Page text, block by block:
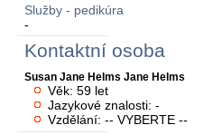
Služby - pedikúra
-
Kontaktní osoba
Susan Jane Helms Jane Helms
Věk: 59 let
Jazykové znalosti: -
Vzdělání: -- VYBERTE --